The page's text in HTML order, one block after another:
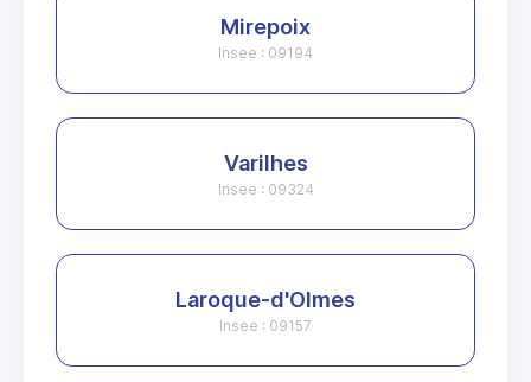
Mirepoix
Insee : 09194
Varilhes
Insee : 09324
Laroque-d'Olmes
Insee : 09157